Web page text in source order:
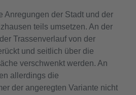
Anregungen der Stadt und der
teils umsetzen. An der
Trassenverlauf von der
und seitlich über die
verschwenkt werden. An
allerdings die
der angeregten Variante nicht